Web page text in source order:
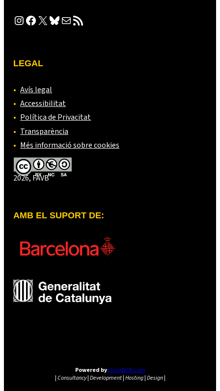
InstagramFacebook X Bluesky Correu electrònic Canal RSS
LEGAL
Avís legal
Accessibilitat
Política de Privacitat
Transparència
Més informació sobre cookies
2026, FAVB
AMB EL SUPORT DE:
Powered by LinuxBCN.com
|Consultancy|Development|Hosting|Design|